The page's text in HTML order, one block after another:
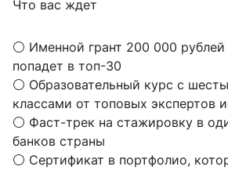
Что вас ждет
⚪️ Именной грант 200 000 рублей
попадет в топ-30
⚪️ Образовательный курс с
классами от топовых экспертов
⚪️ Фаст-трек на стажировку в
банков страны
⚪️ Сертификат в портфолио,